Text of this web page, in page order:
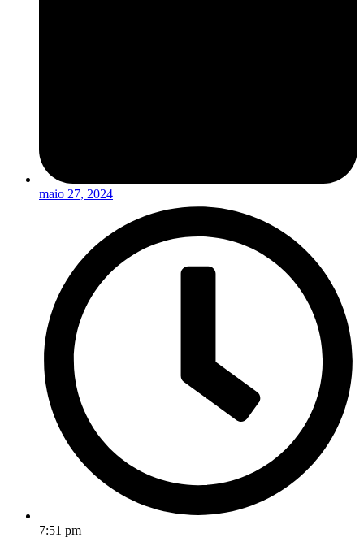
maio 27, 2024
7:51 pm